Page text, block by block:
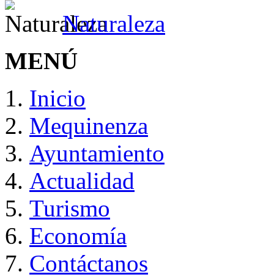
Naturaleza
MENÚ
Inicio
Mequinenza
Ayuntamiento
Actualidad
Turismo
Economía
Contáctanos